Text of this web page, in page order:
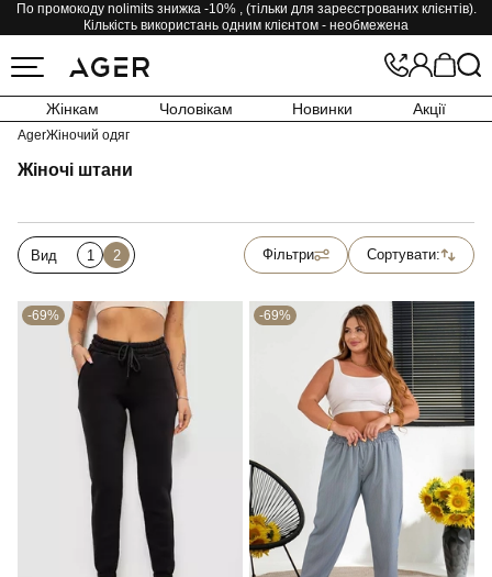
По промокоду nolimits знижка -10% , (тільки для зареєстрованих клієнтів).
Кількість використань одним клієнтом - необмежена
Жінкам Чоловікам Новинки Акції
AgerЖіночий одяг
Жіночі штани
Вид 1 2 Фільтри Сортувати:
-69% -69%